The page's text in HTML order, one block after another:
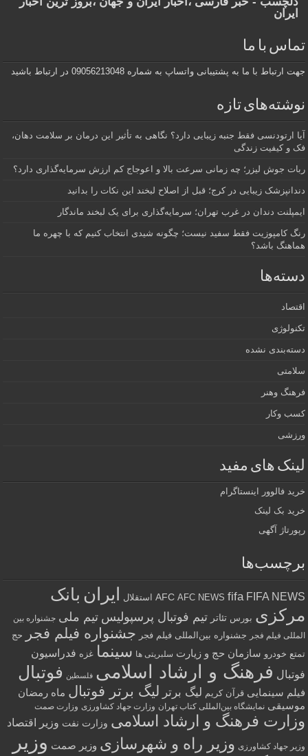
ایران
تماس با ما
جهت ارتباط با ما به پشتیبانی واتساپ به شماره 09056213048 در ارتباط باشید
نوشته‌های تازه
آیا ارتودنسی فقط جنبه زیبایی دارد؟ نگاهی به تأثیر این درمان بر سلامت دهان،
فک و کیفیت زندگی
ربات جوش لیزر؛ چه زمانی سرعت بالا و اعوجاج کم ارزش سرمایه‌گذاری دارد؟
دندانپزشک زیبایی در کرج؛ قبل از اصلاح لبخند این نکات را بدانید
ایمپلنت دندان در غرب تهران؛ سرمایه‌گذاری برای یک لبخند ماندگار
رنگ کامپوزیت فقط سفید نیست؛ چگونه شیدی انتخاب کنیم که با چهره ما
هماهنگ باشد؟
دسته‌ها
اقتصاد
تکنولوژی
دسته‌بندی نشده
سلامتی
فرهنگ وهنر
کسب وکار
ورزشی
لینک های مفید
خرید فالوور اینستاگرام
خرید بک لینک
رپورتاژ آگهی
برچسب‌ها
AFC AFC NEWS fifa FIFA NEWS استقلال ایران بانک
مرکزی بورس تئاتر تیم فوتبال پرسپولیس تیم ملی جشنواره بین
المللی فیلم فجر جشنواره بین‌المللی فیلم فجر جشنواره فیلم فجر
حج
تمتع خودرو سازمان حج و زیارت سلبریتی ها سینما غزه فدراسیون
فوتبال فرهنگ و ارشاد اسلامی فلسطین فوتبال
فیلم سینمایی قرآن کریم لیگ برتر لیگ برتر فوتبال ماه رمضان
موسیقی نمایشگاه بین‌المللی کتاب تهران وزارت جهاد کشاورزی وزارت صمت
وزارت فرهنگ و ارشاد اسلامی وزارت نفت وزیر اقتصاد
وزیر جهاد کشاورزی وزیر راه و شهرسازی وزیر صمت وزیر